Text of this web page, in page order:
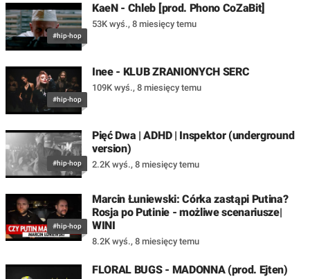
#hip-hop
KaeN - Chleb [prod. Phono CoZaBit]
53K wyś., 8 miesięcy temu
#hip-hop
Inee - KLUB ZRANIONYCH SERC
109K wyś., 8 miesięcy temu
#hip-hop
Pięć Dwa | ADHD | Inspektor (underground
version)
2.2K wyś., 8 miesięcy temu
#hip-hop
Marcin Łuniewski: Córka zastąpi Putina?
Rosja po Putinie - możliwe scenariusze|
WINI
8.2K wyś., 8 miesięcy temu
FLORAL BUGS - MADONNA (prod. Ejten)